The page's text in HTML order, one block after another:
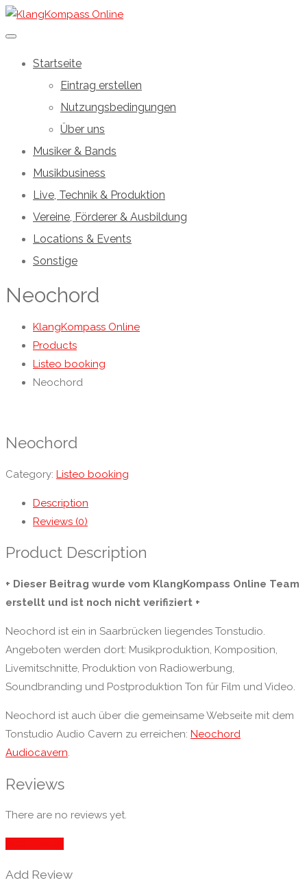
Startseite
Eintrag erstellen
Nutzungsbedingungen
Über uns
Musiker & Bands
Musikbusiness
Live, Technik & Produktion
Vereine, Förderer & Ausbildung
Locations & Events
Sonstige
Neochord
KlangKompass Online
Products
Listeo booking
Neochord
Neochord
Category: Listeo booking
Description
Reviews (0)
Product Description
+ Dieser Beitrag wurde vom KlangKompass Online Team
erstellt und ist noch nicht verifiziert +
Neochord ist ein in Saarbrücken liegendes Tonstudio.
Angeboten werden dort: Musikproduktion, Komposition,
Livemitschnitte, Produktion von Radiowerbung,
Soundbranding und Postproduktion Ton für Film und Video.
Neochord ist auch über die gemeinsame Webseite mit dem
Tonstudio Audio Cavern zu erreichen: Neochord
Audiocavern.
Reviews
There are no reviews yet.
Add Review